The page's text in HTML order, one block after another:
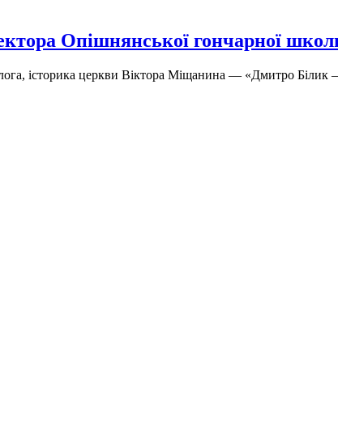
Опішнянської гончарної
історика церкви Віктора Міщанина — «Дмитро Білик